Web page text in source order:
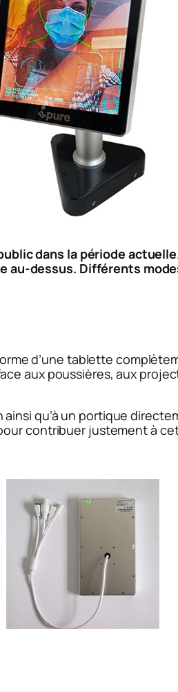
dans la période
au-dessus. Différents
d’une tablette
aux poussières, aux
ainsi qu’à un portique
contribuer justement à